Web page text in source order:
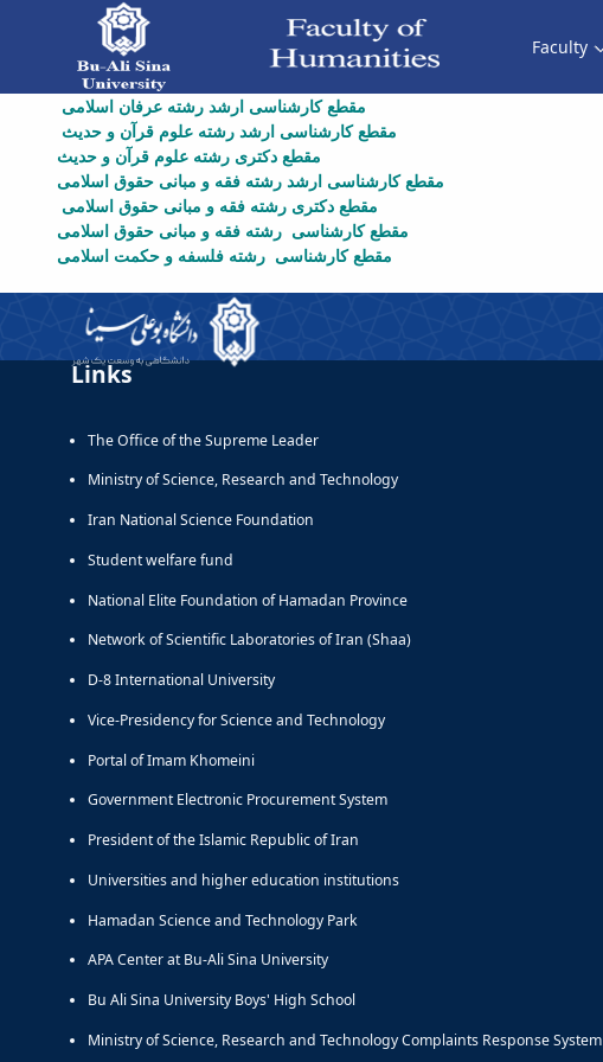
Faculty
دروس - دانشکده علوم انسانی
مقطع کارشناسی ارشد رشته عرفان اسلامی
مقطع کارشناسی ارشد رشته علوم قرآن و حدیث
مقطع دکتری رشته علوم قرآن و حدیث
مقطع کارشناسی ارشد رشته فقه و مبانی حقوق اسلامی
مقطع دکتری رشته فقه و مبانی حقوق اسلامی
مقطع کارشناسی رشته فقه و مبانی حقوق اسلامی
مقطع کارشناسی رشته فلسفه و حکمت اسلامی
Links
The Office of the Supreme Leader
Ministry of Science, Research and Technology
Iran National Science Foundation
Student welfare fund
National Elite Foundation of Hamadan Province
Network of Scientific Laboratories of Iran (Shaa)
D-8 International University
Vice-Presidency for Science and Technology
Portal of Imam Khomeini
Government Electronic Procurement System
President of the Islamic Republic of Iran
Universities and higher education institutions
Hamadan Science and Technology Park
APA Center at Bu-Ali Sina University
Bu Ali Sina University Boys' High School
Ministry of Science, Research and Technology Complaints Response System